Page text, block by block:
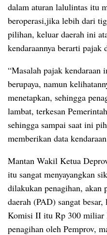
dalam aturan lalulintas itu
beroperasi,jika lebih dari
pilihan, keluar daerah ini
kendaraannya berarti pajak
“Masalah pajak
berupaya, namun
menetapkan, sehingga
lambat, terkesan
sehingga sampai saat ini
memberikan data
Mantan Wakil Ketua
itu sangat menyayangkan
dilakukan penagihan, akan
daerah (PAD) sangat
Komisi II itu Rp 300 miliar
penagihan oleh Pemprov,